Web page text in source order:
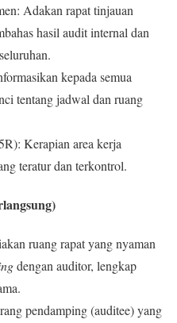
Adakan rapat tinjauan
hasil audit internal dan
kepada semua
tentang jadwal dan ruang
Kerapian area kerja
teratur dan terkontrol.
ruang rapat yang nyaman
dengan auditor, lengkap
pendamping (auditee) yang